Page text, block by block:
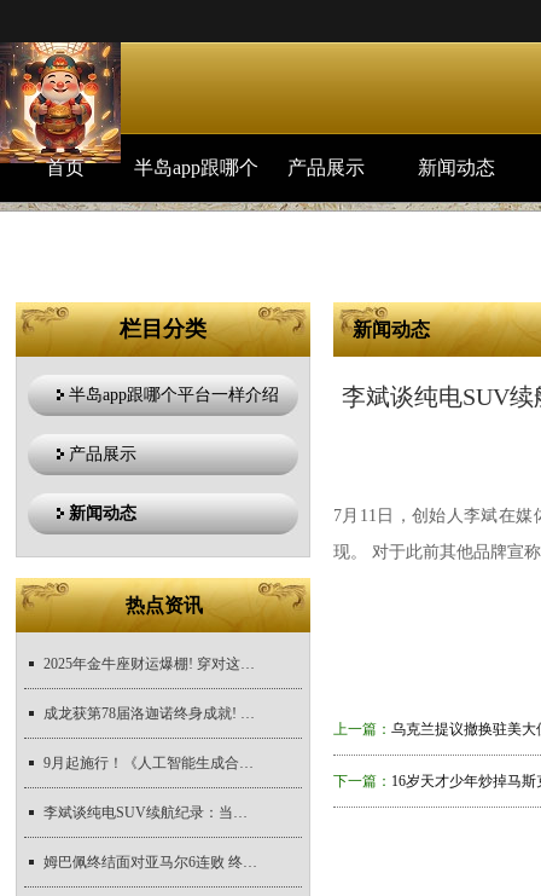
首页 半岛app跟哪个 产品展示 新闻动态
栏目分类
半岛app跟哪个平台一样介绍
产品展示
新闻动态
热点资讯
2025年金牛座财运爆棚! 穿对这几种颜色, 财富
成龙获第78届洛迦诺终身成就! 8月9日举行颁奖
9月起施行！《人工智能生成合成内容标识办法
李斌谈纯电SUV续航纪录：当我们150度电不存在
姆巴佩终结面对亚马尔6连败 终拿下两人对战
新闻动态
你的位置：半岛app跟哪个平台
李斌谈纯电SUV
7月11日，创始人李斌在
现。 对于此前其他品牌宣
上一篇： 乌克兰提议撤换驻美
下一篇： 16岁天才少年炒掉马斯